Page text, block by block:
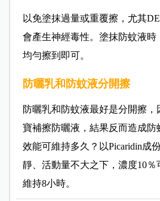
以免塗抹過量或重覆擦，尤其
會產生神經毒性。塗抹防蚊液時
均勻擦到即可。
防曬乳和防蚊液分開擦
防曬乳和防蚊液最好是分開擦
寶補擦防曬液，結果反而造成防
效能可維持多久？以Picaridin成
靜、活動量不大之下，濃度10％
維持8小時。